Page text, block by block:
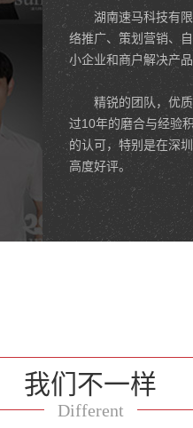
湖南速马科技有限
络推广、策划营销、
小企业和商户解决产
精锐的团队，优质
过10年的磨合与经验
的认可，特别是在深
高度好评。
我们不一样
Different